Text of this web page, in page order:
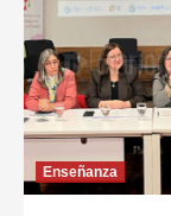
Enseñanza